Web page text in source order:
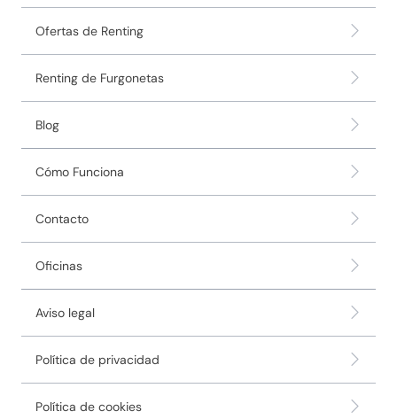
Ofertas de Renting
Renting de Furgonetas
Blog
Cómo Funciona
Contacto
Oficinas
Aviso legal
Política de privacidad
Política de cookies